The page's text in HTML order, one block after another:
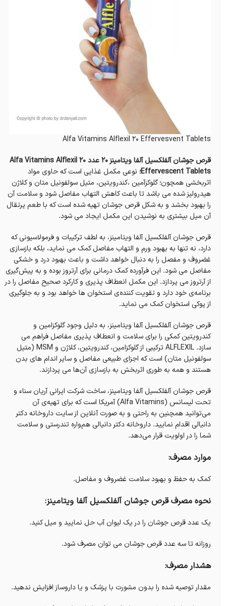
Alfa Vitamins Alflexil 20 Effervesvent Tablets
قرص جوشان آلفلکسیل آلفا ویتامینز 20 عدد Alfa Vitamins Alflexil 20
Effervescent Tablets؛ نوعی مکمل غذایی است که حاوی مواد
اثر‌بخشی همچون؛ گلوکزآمین ،کندرویتین، متیل سولفونیل متان و کلاژن
هیدرولیز شده می باشد تا باعث کاهش التهاب مفاصل شود و سلامت آن
را بهبود بخشد و به شکل قرص جوشان تهیه شده است که با طعم پرتقال
آن میل بیشتری به نوشیدن این مکمل ایجاد می شود.
قرص جوشان آلفلکسیل آلفا ویتامینز،‌ به لطف ترکیبات و فرمولاسیونی که
دارد، نه تنها به بهبود ورم و التهاب مفاصل کمک می نماید، بلکه بازسازی
غضروف و مفصل را به دنبال خواهد داشت و باعث بهبود درد و خشکی
مفاصل می شود. این فرآورده کمک درمانی برای آرتروز بوده و به پیش‌گیری
از آرتروز می پردازد. این مکمل انعطاف پذیری و کارکرد صحیح مفاصل را در
برنامه‌ی خود دارد و تقویت کننده‌ی استخوان ها خواهد بود و به جلوگیری
از پوکی استخوان کمک می نماید.
قرص جوشان آلفلکسیل آلفا ویتامینز، به دلیل وجود گلوکزامین و
کندرویتین کمکی را برای سلامت و انعطاف پذیری مفاصل فراهم می
سازد. ALFLEXIL ترکیبی از گلوکزامین، کندرویتین، کلاژن و MSM (متیل
سولفونیل متان) است که اجزای طبیعی مفاصل و سایر اندام های بدن
هستند و همه به طوری اثربخش به بازسازی آن‌ها می پردازند.
قرص جوشان آلفلکسیل آلفا ویتامینز، ساخت شرکت ایرانی آریان سناء و
تحت لیسانس (Alfa Vitamins) آمریکا است که برای تهیه‌ی آن
می‌توانید همچنین به راحتی و به صورت آنلاین از سایت داروخانه‌ دکتر
دانیالی اقدام نمایید. داروخانه‌ دکتر دانیالی هم‌واره تندرستی و سلامت
شما را در اولویت قرار می‌دهد.
موارد مصرف:
کمک به حفظ و بهبود سلامت غضروف و مفاصل.
نحوه مصرف قرص جوشان آلفلکسیل آلفا ویتامینز:
یک عدد قرص جوشان را در یک لیوان آب حل نمایید و میل کنید.
روزانه تا سه عدد قرص جوشان می توان مصرف شود.
هشدار مصرف:
مقدار توصیه شده را بدون مشورت با پزشک و یا داروساز افزایش ندهید.